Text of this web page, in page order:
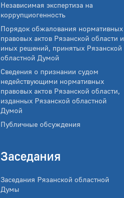
Независимая экспертиза на
коррупциогенность
Порядок обжалования нормативных
правовых актов Рязанской области и
иных решений, принятых Рязанской
областной Думой
Сведения о признании судом
недействующими нормативных
правовых актов Рязанской области,
изданных Рязанской областной
Думой
Публичные обсуждения
Заседания
Заседания Рязанской областной
Думы